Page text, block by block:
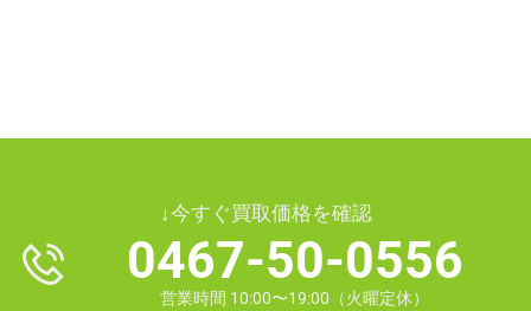
↓今すぐ買取価格を確認
0467-50-0556
営業時間 10:00〜19:00（火曜定休）